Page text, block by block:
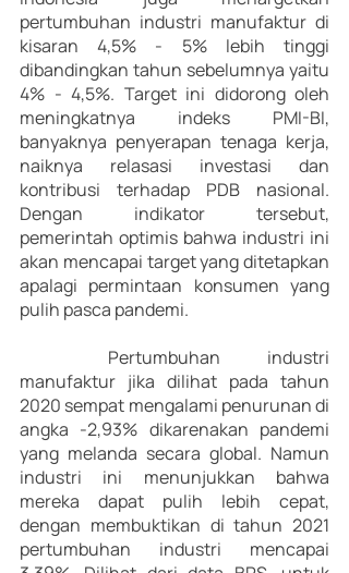
pertumbuhan industri manufaktur di
kisaran 4,5% - 5% lebih tinggi
dibandingkan tahun sebelumnya yaitu
4% - 4,5%. Target ini didorong oleh
meningkatnya indeks PMI-BI,
banyaknya penyerapan tenaga kerja,
naiknya relasasi investasi dan
kontribusi terhadap PDB nasional.
Dengan indikator tersebut,
pemerintah optimis bahwa industri ini
akan mencapai target yang ditetapkan
apalagi permintaan konsumen yang
pulih pasca pandemi.
manufaktur jika dilihat pada tahun
2020 sempat mengalami penurunan di
angka -2,93% dikarenakan pandemi
yang melanda secara global. Namun
industri ini menunjukkan bahwa
mereka dapat pulih lebih cepat,
dengan membuktikan di tahun 2021
pertumbuhan industri mencapai